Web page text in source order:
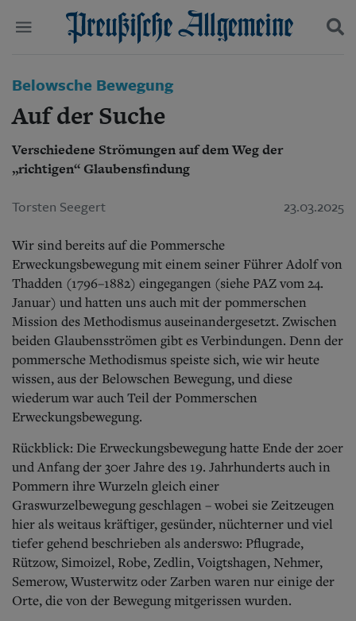
Start
Wer wir sind
Aktuelle Ausgabe
Abonnenten-Login
Abonnent werden
Mediadaten
Politik
Kultur
Wirtschaft
Gesellschaft
Leben
Berlin-Brandenburg
Schlesien
Danzig und Westpreußen
Bücher
Kontakt
Impressum
Datenschutz
Suchen und finden
Belowsche Bewegung
Auf der Suche
Verschiedene Strömungen auf dem Weg der
„richtigen“ Glaubensfindung
Torsten Seegert 23.03.2025
Wir sind bereits auf die Pommersche
Erweckungsbewegung mit einem seiner Führer Adolf von
Thadden (1796–1882) eingegangen (siehe PAZ vom 24.
Januar) und hatten uns auch mit der pommerschen
Mission des Methodismus auseinandergesetzt. Zwischen
beiden Glaubensströmen gibt es Verbindungen. Denn der
pommersche Methodismus speiste sich, wie wir heute
wissen, aus der Belowschen Bewegung, und diese
wiederum war auch Teil der Pommerschen
Erweckungsbewegung.
Rückblick: Die Erweckungsbewegung hatte Ende der 20er
und Anfang der 30er Jahre des 19. Jahrhunderts auch in
Pommern ihre Wurzeln gleich einer
Graswurzelbewegung geschlagen – wobei sie Zeitzeugen
hier als weitaus kräftiger, gesünder, nüchterner und viel
tiefer gehend beschrieben als anderswo: Pflugrade,
Rützow, Simoizel, Robe, Zedlin, Voigtshagen, Nehmer,
Semerow, Wusterwitz oder Zarben waren nur einige der
Orte, die von der Bewegung mitgerissen wurden.